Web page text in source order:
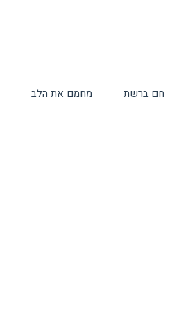
חם ברשת מחמם את הלב